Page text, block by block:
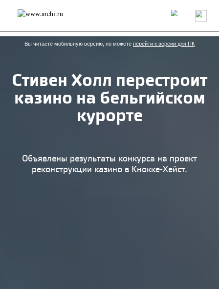
Россия Мир Технологии Интерьер Пресса
Архитекторы
Проекты
Конкурсы События Книги Вакансии
send.project Анонсы конкурсов
Блог
Исследование
Мнение
Обзор
Объект
Результаты конкурса
Рецензия Архитектура
Иностранцы в России
Вы читаете мобильную версию, но можете перейти к версии для ПК
Стивен Холл перестроит
казино на бельгийском
курорте
Объявлены результаты конкурса на проект
реконструкции казино в Кнокке-Хейст.